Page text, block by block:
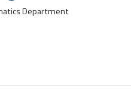
Department